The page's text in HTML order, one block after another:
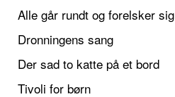
Alle går rundt og forelsker sig
Dronningens sang
Der sad to katte på et bord
Tivoli for børn